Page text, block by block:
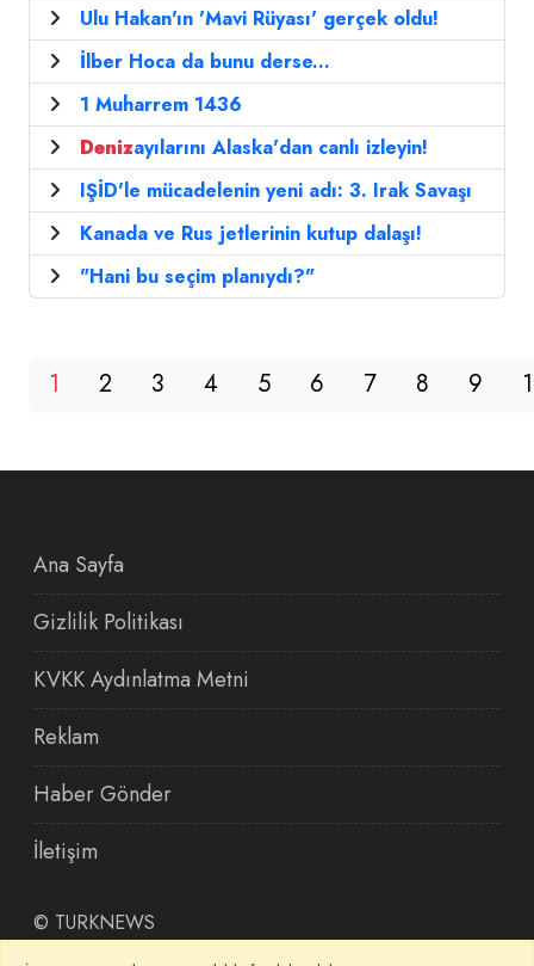
Ulu Hakan'ın 'Mavi Rüyası' gerçek oldu!
İlber Hoca da bunu derse...
1 Muharrem 1436
Denizayılarını Alaska'dan canlı izleyin!
IŞİD'le mücadelenin yeni adı: 3. Irak Savaşı
Kanada ve Rus jetlerinin kutup dalaşı!
"Hani bu seçim planıydı?"
1 2 3 4 5 6 7 8 9
Ana Sayfa
Gizlilik Politikası
KVKK Aydınlatma Metni
Reklam
Haber Gönder
İletişim
© TURKNEWS